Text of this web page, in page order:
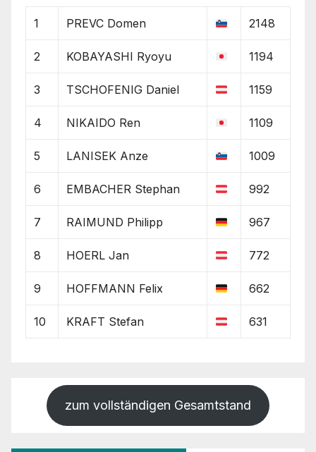
1 PREVC Domen 2148
2 KOBAYASHI Ryoyu 1194
3 TSCHOFENIG Daniel 1159
4 NIKAIDO Ren 1109
5 LANISEK Anze 1009
6 EMBACHER Stephan 992
7 RAIMUND Philipp 967
8 HOERL Jan 772
9 HOFFMANN Felix 662
10 KRAFT Stefan 631
zum vollständigen Gesamtstand